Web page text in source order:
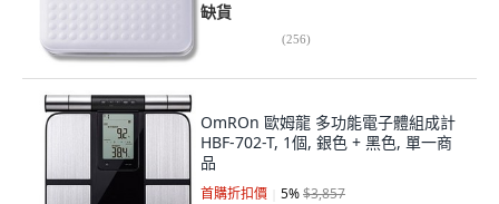
缺貨
(256)
OmROn 歐姆龍 多功能電子體組成計
HBF-702-T, 1個, 銀色 + 黑色, 單一商
品
首購折扣價 5%$3,857